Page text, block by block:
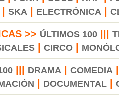
SKA ELECTRÓNICA
>> ÚLTIMOS 100
CIRCO
||| DRAMA COMEDIA
DOCUMENTAL|